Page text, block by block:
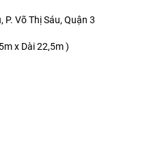
P. Võ Thị Sáu, Quận 3
x Dài 22,5m )